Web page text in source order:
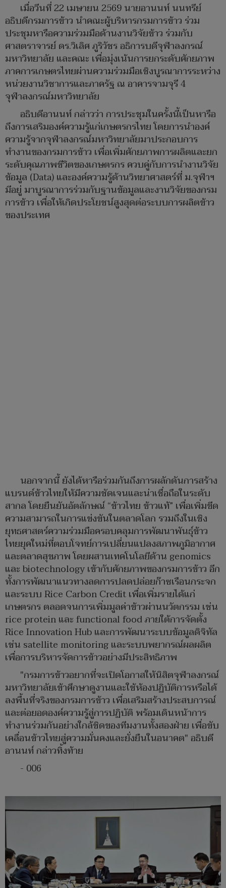
เมื่อวีนที่ 22 เมษายน 2569 นายอานนท์ นนทรีย์
อธิบดีกรมการข้าว นำคณะผู้บริหารกรมการข้าว ร่วม
ประชุมหารือความร่วมมือด้านงานวิจัยข้าว ร่วมกับ
ศาสตราจารย์ ดร.วิเลิศ ภูริวัชร อธิการบดีจุฬาลงกรณ์
มหาวิทยาลัย และคณะ เพื่อมุ่งเน้นการยกระดับศักยภาพ
ภาคการเกษตรไทยผ่านความร่วมมือเชิงบูรณาการระหว่าง
หน่วยงานวิชาการและภาครัฐ ณ อาคารจามจุรี 4
จุฬาลงกรณ์มหาวิทยาลัย
อธิบดีอานนท์ กล่าวว่า การประชุมในครั้งนี้เป็นหารือ
ถึงการเสริมองค์ความรู้แก่เกษตรกรไทย โดยการนำองค์
ความรู้จากจุฬาลงกรณ์มหาวิทยาลัยมาประกอบการ
ทำงานของกรมการข้าว เพื่อเพิ่มศักยภาพการผลิตและยก
ระดับคุณภาพชีวิตของเกษตรกร ควบคู่กับการนำงานวิจัย
ข้อมูล (Data) และองค์ความรู้ด้านวิทยาศาสตร์ที่ ม.จุฬาฯ
มีอยู่ มาบูรณาการร่วมกับฐานข้อมูลและงานวิจัยของกรม
การข้าว เพื่อให้เกิดประโยชน์สูงสุดต่อระบบการผลิตข้าว
ของประเทศ
นอกจากนี้ ยังได้หารือร่วมกันถึงการผลักดันการสร้าง
แบรนด์ข้าวไทยให้มีความชัดเจนและน่าเชื่อถือในระดับ
สากล โดยยืนยันอัตลักษณ์ “ข้าวไทย ข้าวแท้” เพื่อเพิ่มขีด
ความสามารถในการแข่งขันในตลาดโลก รวมถึงในเชิง
ยุทธศาสตร์ความร่วมมือครอบคลุมการพัฒนาพันธุ์ข้าว
ไทยยุคใหม่ที่ตอบโจทย์การเปลี่ยนแปลงสภาพภูมิอากาศ
และตลาดสุขภาพ โดยผสานเทคโนโลยีด้าน genomics
และ biotechnology เข้ากับศักยภาพของกรมการข้าว อีก
ทั้งการพัฒนาแนวทางลดการปลดปล่อยก๊าซเรือนกระจก
และระบบ Rice Carbon Credit เพื่อเพิ่มรายได้แก่
เกษตรกร ตลอดจนการเพิ่มมูลค่าข้าวผ่านนวัตกรรม เช่น
rice protein และ functional food ภายใต้การจัดตั้ง
Rice Innovation Hub และการพัฒนาระบบข้อมูลดิจิทัล
เช่น satellite monitoring และระบบพยากรณ์ผลผลิต
เพื่อการบริหารจัดการข้าวอย่างมีประสิทธิภาพ
"กรมการข้าวอยากที่จะเปิดโอกาสให้นิสิตจุฬาลงกรณ์
มหาวิทยาลัยเข้าศึกษาดูงานและใช้ห้องปฏิบัติการหรือได้
ลงพื้นที่จริงของกรมการข้าว เพื่อเสริมสร้างประสบการณ์
และต่อยอดองค์ความรู้สู่การปฏิบัติ พร้อมเดินหน้าการ
ทำงานร่วมกันอย่างใกล้ชิดของทีมงานทั้งสองฝ่าย เพื่อขับ
เคลื่อนข้าวไทยสู่ความมั่นคงและยั่งยืนในอนาคต" อธิบดี
อานนท์ กล่าวทิ้งท้าย
- 006